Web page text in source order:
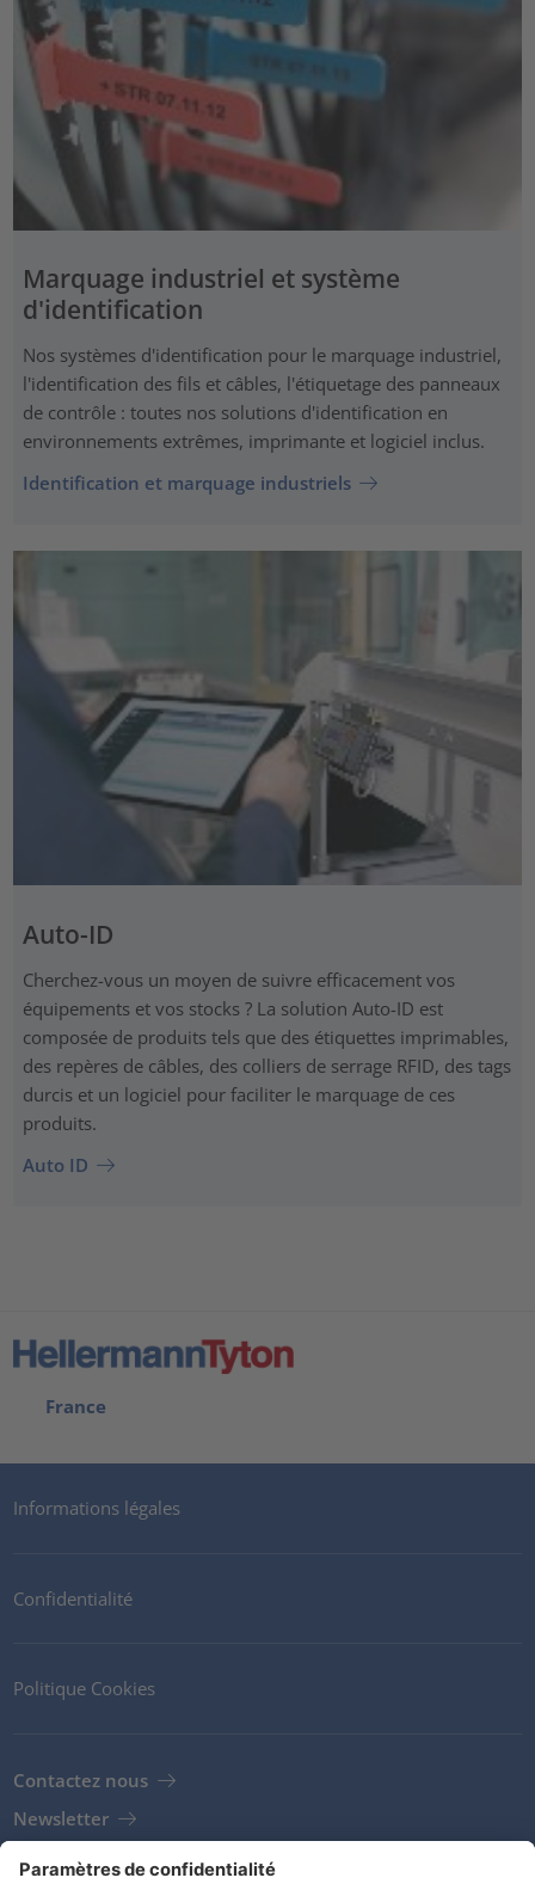
Marquage industriel et système
d'identification
Nos systèmes d'identification pour le marquage industriel,
l'identification des fils et câbles, l'étiquetage des panneaux
de contrôle : toutes nos solutions d'identification en
environnements extrêmes, imprimante et logiciel inclus.
Identification et marquage industriels
Auto-ID
Cherchez-vous un moyen de suivre efficacement vos
équipements et vos stocks ? La solution Auto-ID est
composée de produits tels que des étiquettes imprimables,
des repères de câbles, des colliers de serrage RFID, des tags
durcis et un logiciel pour faciliter le marquage de ces
produits.
Auto ID
France
Informations légales
Confidentialité
Politique Cookies
Contactez nous
Newsletter